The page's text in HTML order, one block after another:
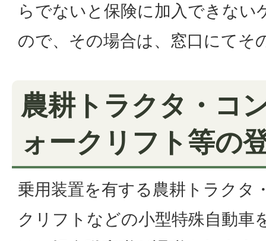
らでないと保険に加入できない
ので、その場合は、窓口にてそ
農耕トラクタ・コ
ォークリフト等の
乗用装置を有する農耕トラクタ
クリフトなどの小型特殊自動車